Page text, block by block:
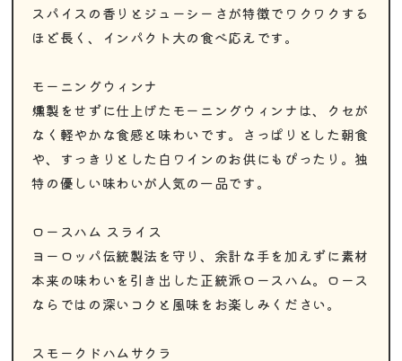
スパイスの香りとジューシーさが特徴でワクワクする
ほど長く、インパクト大の食べ応えです。
モーニングウィンナ
燻製をせずに仕上げたモーニングウィンナは、クセが
なく軽やかな食感と味わいです。さっぱりとした朝食
や、すっきりとした白ワインのお供にもぴったり。独
特の優しい味わいが人気の一品です。
ロースハム スライス
ヨーロッパ伝統製法を守り、余計な手を加えずに素材
本来の味わいを引き出した正統派ロースハム。ロース
ならではの深いコクと風味をお楽しみください。
スモークドハムサクラ